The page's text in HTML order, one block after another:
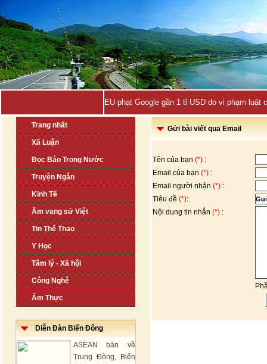
EU phạt Google gần 1 tỉ USD do vi phạm luật
Trang nhất
Xã Luận
Đọc Báo Trong Nước
Truyện Ngắn
Kinh Tế
Âm vang sử Việt
Tin Thể Thao
Y Học
Tâm lý - Xã hội
Công Nghệ
Ẩm Thực
Diễn Đàn Biển Đông
ASEAN bàn về
Trung Đông, Biển
Gửi bài viết qua Email
Tên của bạn (*) :
Email của bạn (*) :
Email người nhận (*) :
Tiêu đề (*):
Nội dung tin nhắn (*) :